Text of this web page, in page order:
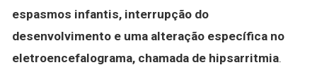
espasmos infantis, interrupção do
desenvolvimento e uma alteração específica no
eletroencefalograma, chamada de hipsarritmia.